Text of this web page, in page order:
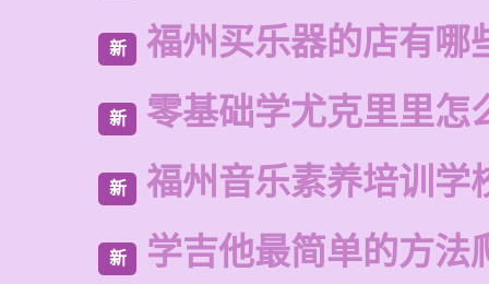
新 福州买乐器的店有哪
新 零基础学尤克里里怎
新 福州音乐素养培训学
新 学吉他最简单的方法